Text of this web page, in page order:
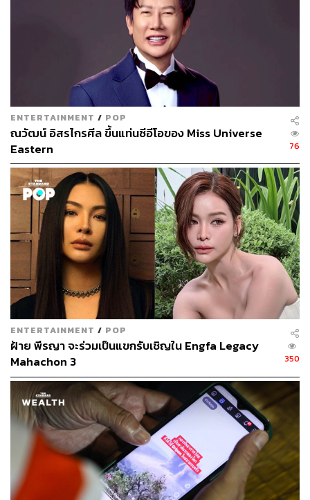
TAGS: Miss Universe Thailand
Miss Grand International
บมจ.เจเคเอ็น โกลบอล กรุ๊ป (JKN)
บมจ.มิสแกรนด์ อินเตอร์เนชั่นแนล (MGI)
1.1K
ABOUT THE AUTHOR
ใยรัก ชุติอังกูร
นักเขียนผู้ชอบถ่ายทอดเรื่องราวผ่านตัวอักษร
หลงใหลในภาษา วัฒนธรรม และการติ่ง
ENTERTAINMENT / POP
ณวัฒน์ อิสรไกรศีล ขึ้นแท่นซีอีโอของ Miss Universe
Eastern
76
ENTERTAINMENT / POP
ฝ้าย พีรญา จะร่วมเป็นแขกรับเชิญใน Engfa Legacy
Mahachon 3
350